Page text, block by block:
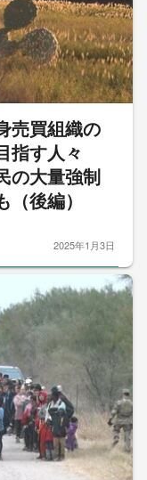
売買組織の
指す人々
の大量強制
後編）
2025年1月3日